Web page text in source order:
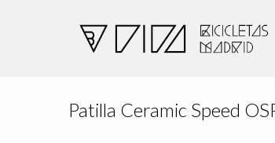
Patilla Ceramic Speed